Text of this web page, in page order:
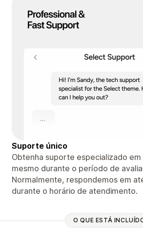
Suporte único
Obtenha suporte especializado em
mesmo durante o período de
Normalmente, respondemos em
durante o horário de atendimento.
O QUE ESTÁ